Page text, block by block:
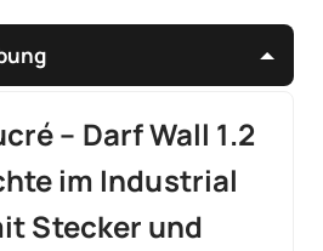
– Darf Wall 1.2
im Industrial
Stecker und